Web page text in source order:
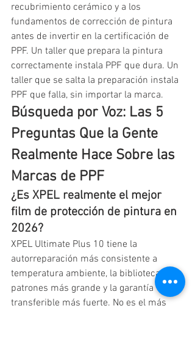
recubrimiento cerámico y a los
fundamentos de corrección de pintura
antes de invertir en la certificación de
PPF. Un taller que prepara la pintura
correctamente instala PPF que dura. Un
taller que se salta la preparación instala
PPF que falla, sin importar la marca.
Búsqueda por Voz: Las 5
Preguntas Que la Gente
Realmente Hace Sobre las
Marcas de PPF
¿Es XPEL realmente el mejor
film de protección de pintura en
2026?
XPEL Ultimate Plus 10 tiene la
autorreparación más consistente a
temperatura ambiente, la biblioteca de
patrones más grande y la garantía
transferible más fuerte. No es el más